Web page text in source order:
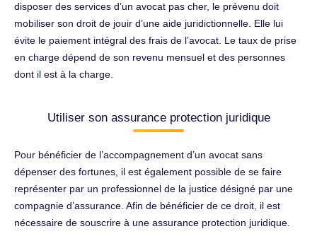
disposer des services d’un avocat pas cher, le prévenu doit
mobiliser son droit de jouir d’une aide juridictionnelle. Elle lui
évite le paiement intégral des frais de l’avocat. Le taux de prise
en charge dépend de son revenu mensuel et des personnes
dont il est à la charge.
Utiliser son assurance protection juridique
Pour bénéficier de l’accompagnement d’un avocat sans
dépenser des fortunes, il est également possible de se faire
représenter par un professionnel de la justice désigné par une
compagnie d’assurance. Afin de bénéficier de ce droit, il est
nécessaire de souscrire à une assurance protection juridique.